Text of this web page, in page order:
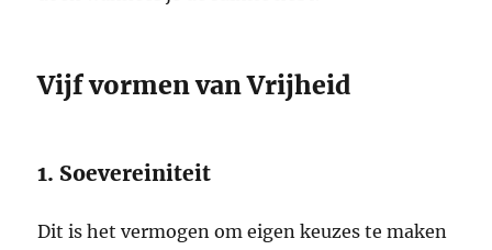
Vijf vormen van Vrijheid
1. Soevereiniteit
Dit is het vermogen om eigen keuzes te maken